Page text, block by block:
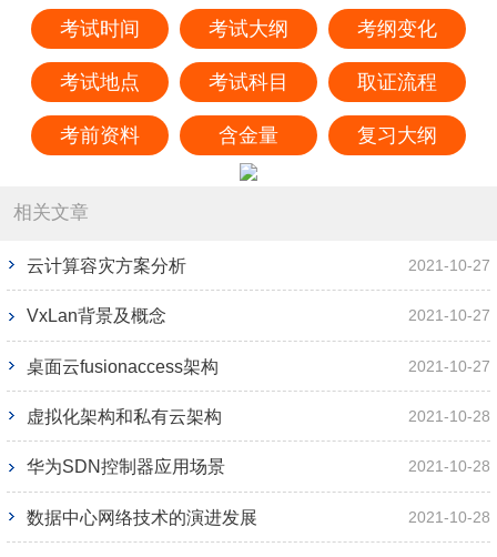
考试时间 考试大纲 考纲变化
考试地点 考试科目 取证流程
考前资料 含金量 复习大纲
相关文章
云计算容灾方案分析 2021-10-27
VxLan背景及概念 2021-10-27
桌面云fusionaccess架构 2021-10-27
虚拟化架构和私有云架构 2021-10-28
华为SDN控制器应用场景 2021-10-28
数据中心网络技术的演进发展 2021-10-28